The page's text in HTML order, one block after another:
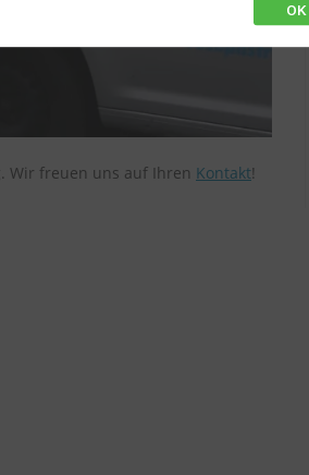
Wir freuen uns auf Ihren Kontakt!
OK